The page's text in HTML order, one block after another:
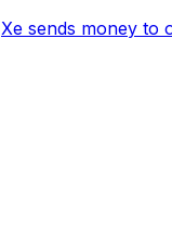
Xe sends money to